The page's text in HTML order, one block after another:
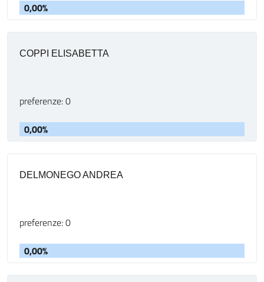
0,00%
COPPI ELISABETTA
preferenze: 0
0,00%
DELMONEGO ANDREA
preferenze: 0
0,00%